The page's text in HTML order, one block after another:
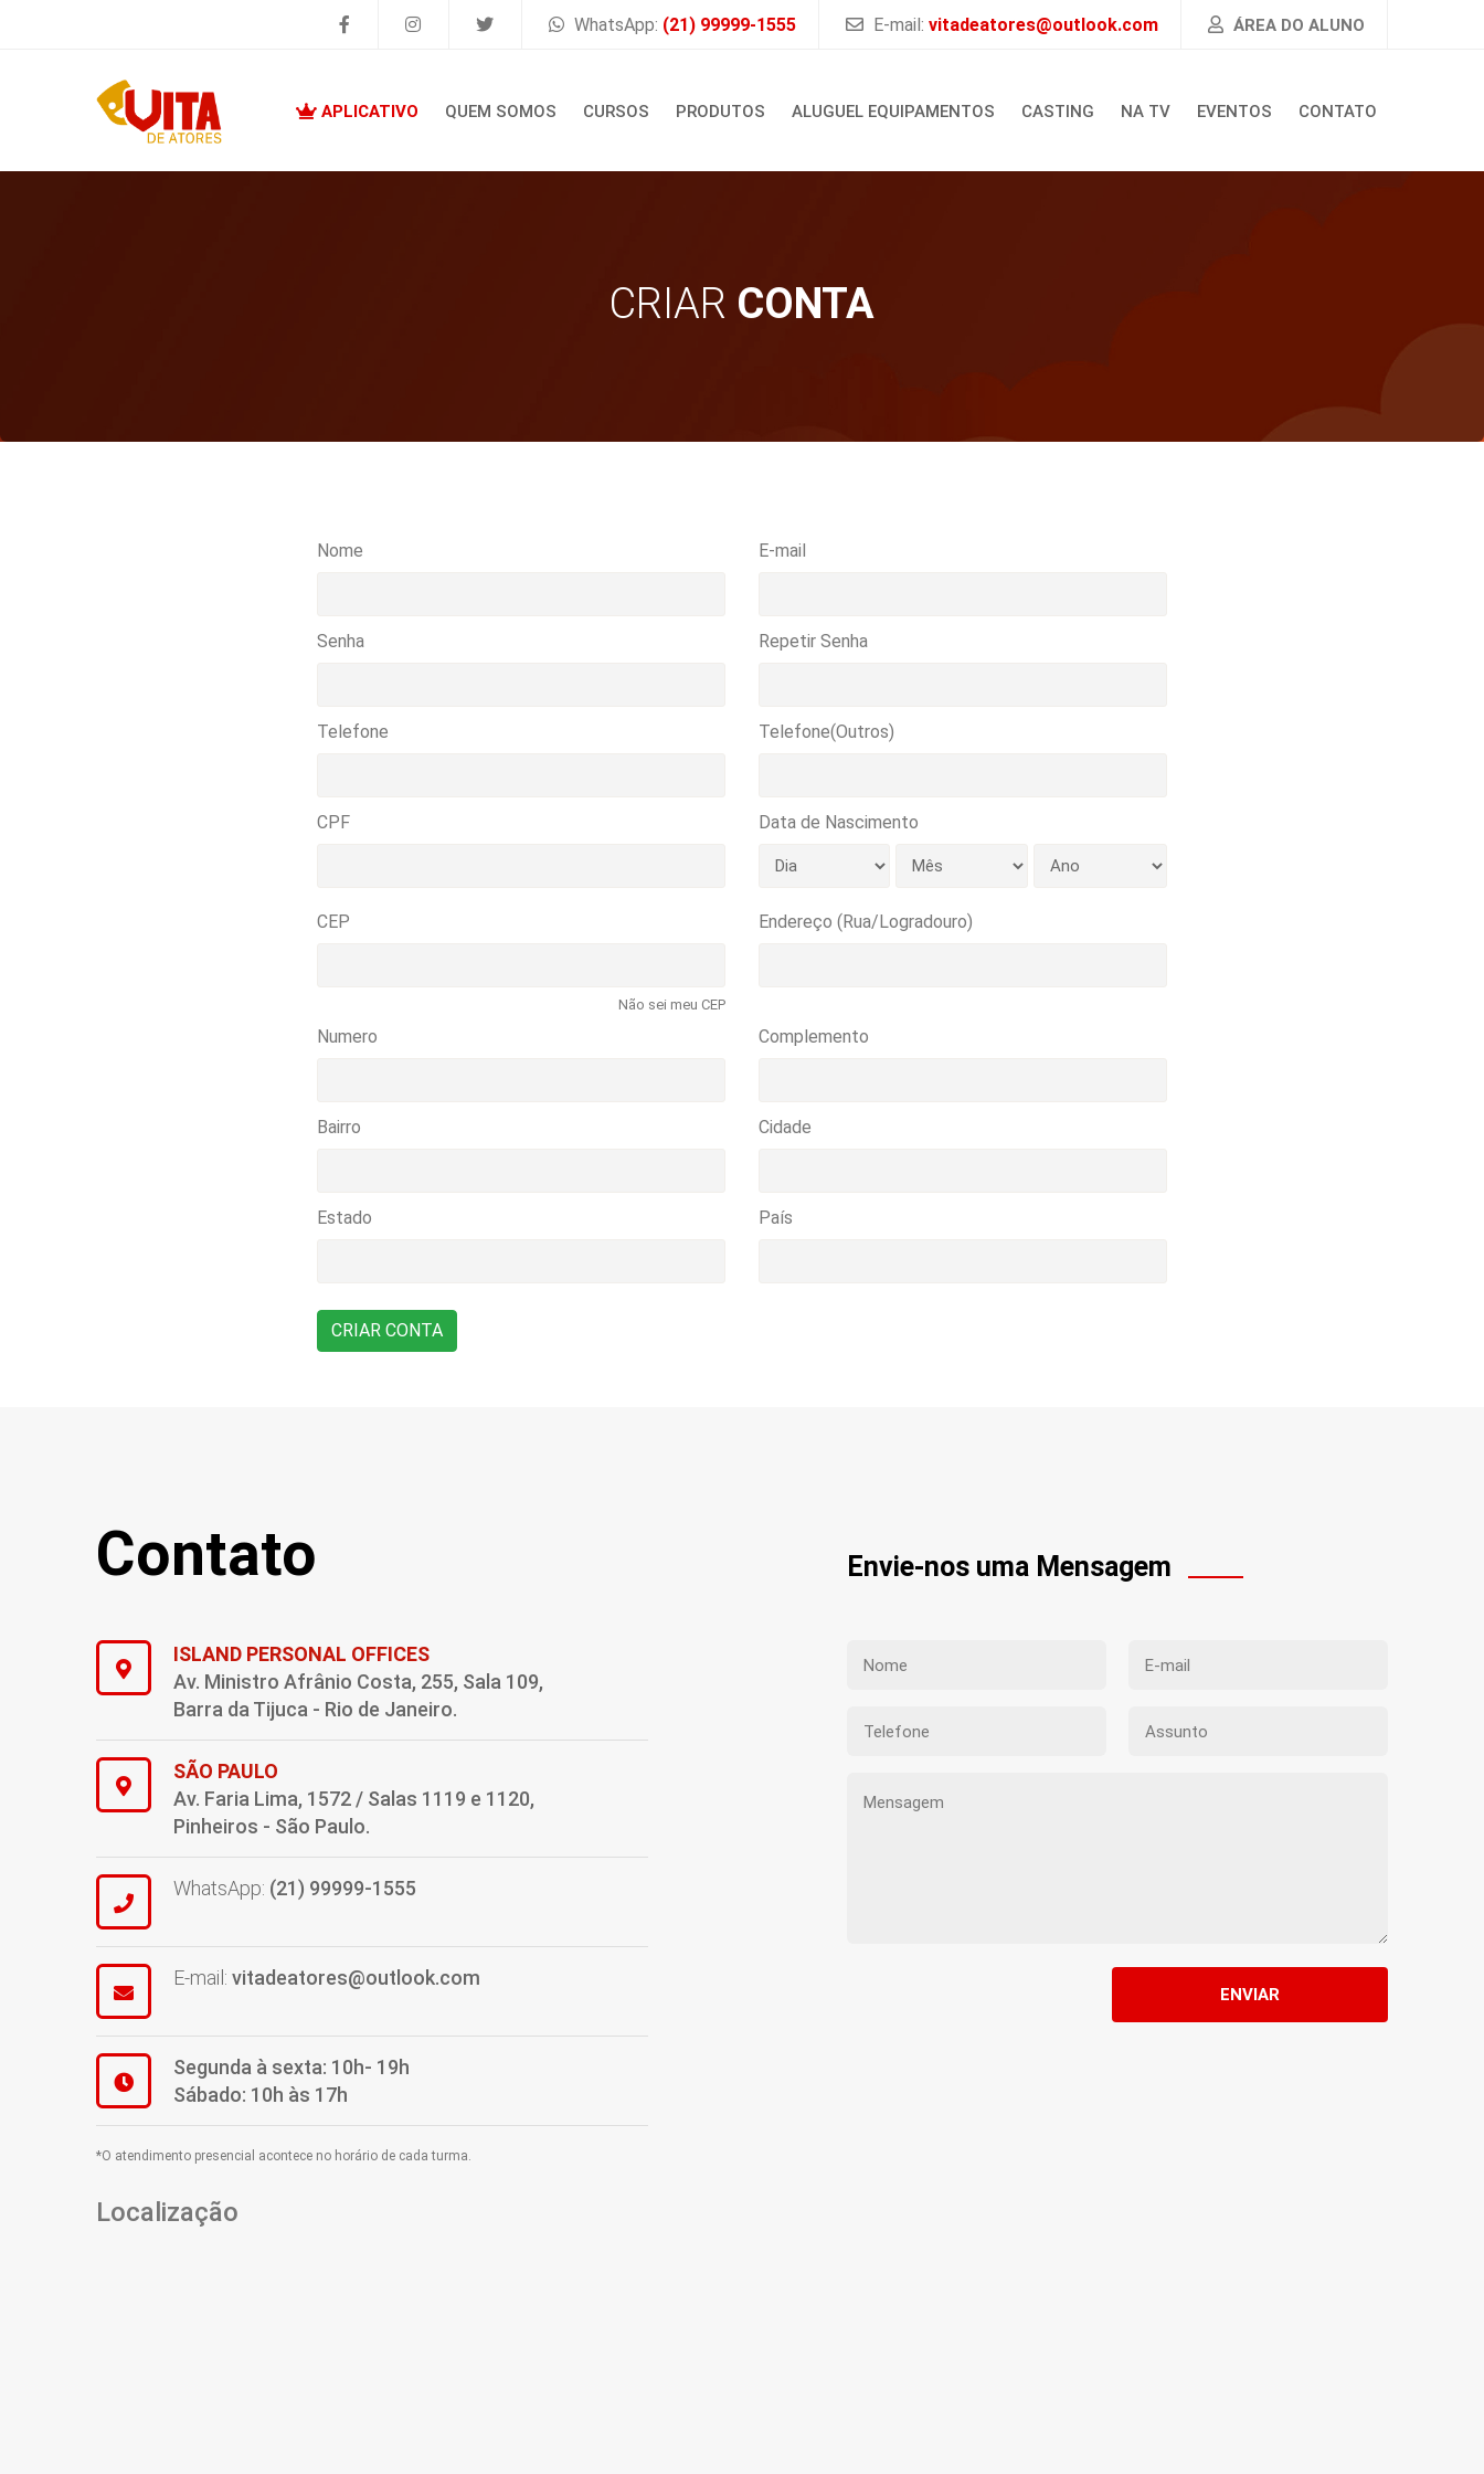
WhatsApp: (21) 99999-1555 E-mail: vitadeatores@outlook.com ÁREA DO ALUNO
APLICATIVO QUEM SOMOS CURSOS PRODUTOS ALUGUEL EQUIPAMENTOS CASTING NA TV EVENTOS CONTATO
CRIAR CONTA
Nome E-mail
Senha Repetir Senha
Telefone Telefone(Outros)
CPF Data de Nascimento
CEP
Não sei meu CEP
Endereço (Rua/Logradouro)
Numero Complemento
Bairro Cidade
Estado País
Contato
ISLAND PERSONAL OFFICES
Av. Ministro Afrânio Costa, 255, Sala 109,
Barra da Tijuca - Rio de Janeiro.
SÃO PAULO
Av. Faria Lima, 1572 / Salas 1119 e 1120,
Pinheiros - São Paulo.
WhatsApp: (21) 99999-1555
E-mail: vitadeatores@outlook.com
Segunda à sexta: 10h- 19h
Sábado: 10h às 17h
*O atendimento presencial acontece no horário de cada turma.
Envie-nos uma Mensagem
ENVIAR
Localização